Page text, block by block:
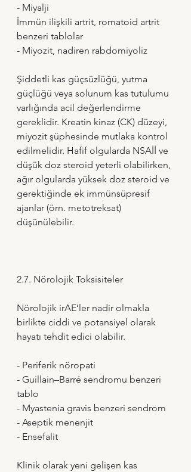
- Miyalji
İmmün ilişkili artrit, romatoid artrit
benzeri tablolar
- Miyozit, nadiren rabdomiyoliz
Şiddetli kas güçsüzlüğü, yutma
güçlüğü veya solunum kas tutulumu
varlığında acil değerlendirme
gereklidir. Kreatin kinaz (CK) düzeyi,
miyozit şüphesinde mutlaka kontrol
edilmelidir. Hafif olgularda NSAİİ ve
düşük doz steroid yeterli olabilirken,
ağır olgularda yüksek doz steroid ve
gerektiğinde ek immünsüpresif
ajanlar (örn. metotreksat)
düşünülebilir.
2.7. Nörolojik Toksisiteler
Nörolojik irAE’ler nadir olmakla
birlikte ciddi ve potansiyel olarak
hayatı tehdit edici olabilir.
- Periferik nöropati
- Guillain–Barré sendromu benzeri
tablo
- Myastenia gravis benzeri sendrom
- Aseptik menenjit
- Ensefalit
Klinik olarak yeni gelişen kas